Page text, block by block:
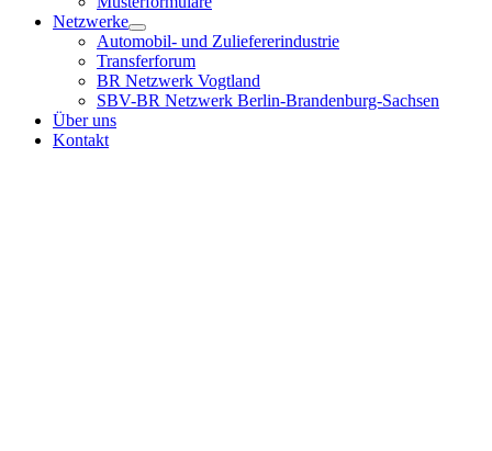
Netzwerke
Automobil- und Zuliefererindustrie
Transferforum
BR Netzwerk Vogtland
SBV-BR Netzwerk Berlin-Brandenburg-Sachsen
Über uns
Kontakt